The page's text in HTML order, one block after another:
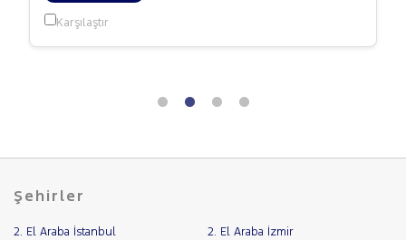
Karşılaştır
Şehirler
2. El Araba İstanbul 2. El Araba İzmir